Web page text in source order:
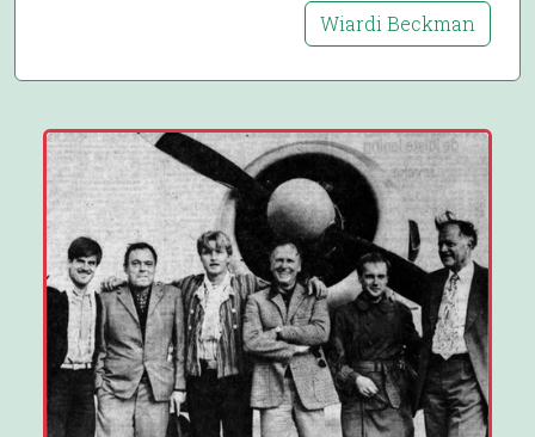
Wiardi Beckman